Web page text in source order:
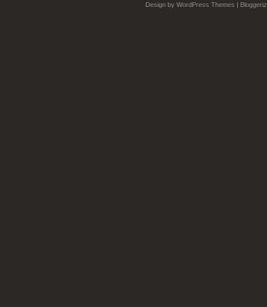
Design by WordPress Themes |